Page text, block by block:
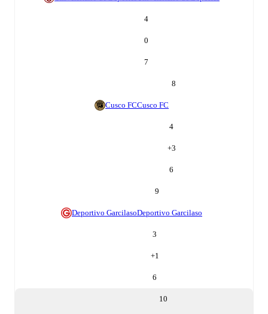
4
0
7
8
Cusco FCCusco FC
4
+3
6
9
Deportivo GarcilasoDeportivo Garcilaso
3
+1
6
10